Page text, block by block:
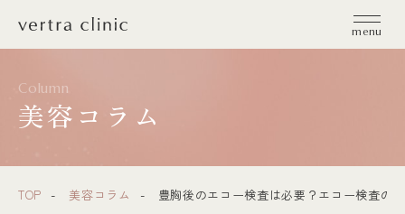
vertra clinic（ヴェルトラクリニック）
menu
Column
美容コラム
TOP 美容コラム 豊胸後のエコー検査は必要？エコー検査の